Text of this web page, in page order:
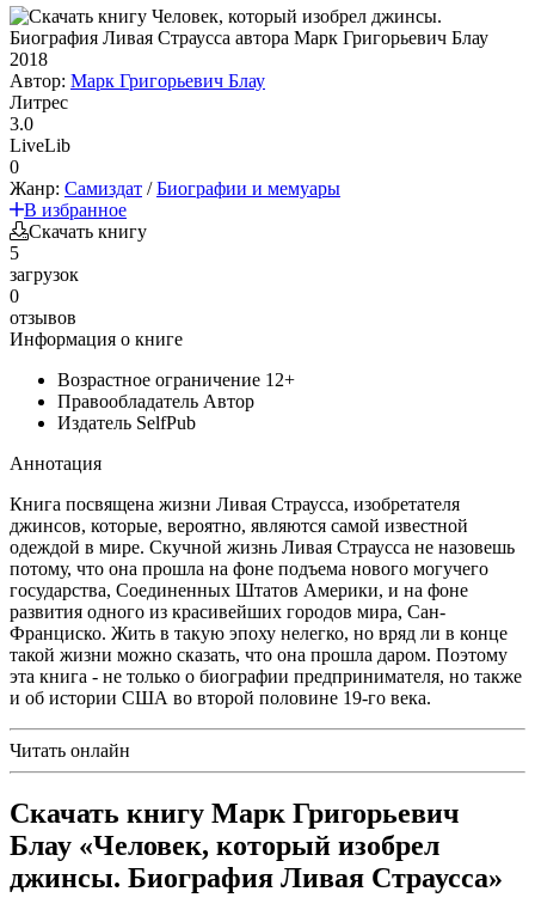
2018
Автор: Марк Григорьевич Блау
Литрес
3.0
LiveLib
0
Жанр: Самиздат /Биографии и мемуары
В избранное
Скачать книгу
5
загрузок
0
отзывов
Информация о книге
Возрастное ограничение 12+
Правообладатель Автор
Издатель SelfPub
Аннотация
Книга посвящена жизни Ливая Страусса, изобретателя
джинсов, которые, вероятно, являются самой известной
одеждой в мире. Скучной жизнь Ливая Страусса не назовешь
потому, что она прошла на фоне подъема нового могучего
государства, Соединенных Штатов Америки, и на фоне
развития одного из красивейших городов мира, Сан-
Франциско. Жить в такую эпоху нелегко, но вряд ли в конце
такой жизни можно сказать, что она прошла даром. Поэтому
эта книга - не только о биографии предпринимателя, но также
и об истории США во второй половине 19-го века.
Читать онлайн
Скачать книгу Марк Григорьевич
Блау «Человек, который изобрел
джинсы. Биография Ливая Страусса»